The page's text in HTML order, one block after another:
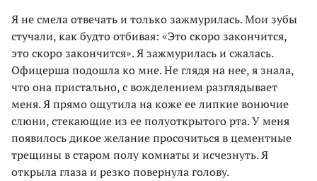
Я не смела отвечать и только зажмурилась. Мои зубы
стучали, как будто отбивая: «Это скоро закончится,
это скоро закончится». Я зажмурилась и сжалась.
Офицерша подошла ко мне. Не глядя на нее, я знала,
что она пристально, с вожделением разглядывает
меня. Я прямо ощутила на коже ее липкие вонючие
слюни, стекающие из ее полуоткрытого рта. У меня
появилось дикое желание просочиться в цементные
трещины в старом полу комнаты и исчезнуть. Я
открыла глаза и резко повернула голову.